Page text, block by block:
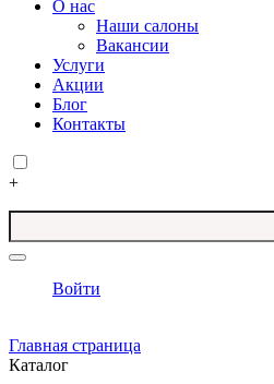
О нас
Наши салоны
Вакансии
Услуги
Акции
Блог
Контакты
+
Войти
Главная страница
Каталог